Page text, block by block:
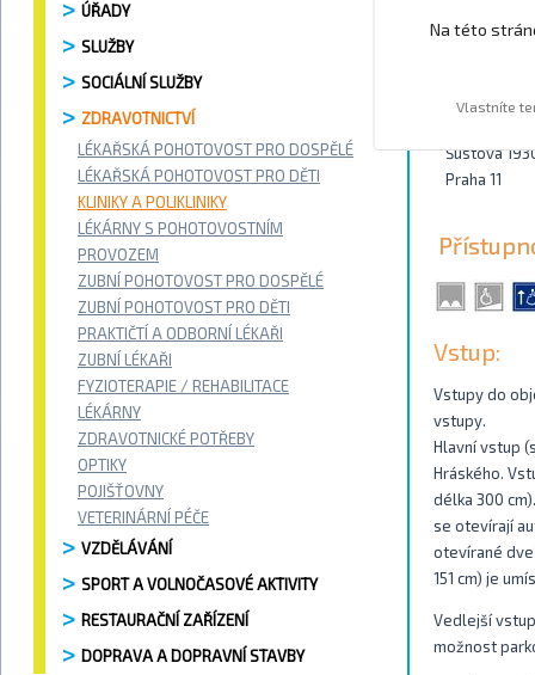
ÚŘADY
SLUŽBY
SOCIÁLNÍ SLUŽBY
ZDRAVOTNICTVÍ
LÉKAŘSKÁ POHOTOVOST PRO DOSPĚLÉ
LÉKAŘSKÁ POHOTOVOST PRO DĚTI
KLINIKY A POLIKLINIKY
LÉKÁRNY S POHOTOVOSTNÍM
PROVOZEM
ZUBNÍ POHOTOVOST PRO DOSPĚLÉ
ZUBNÍ POHOTOVOST PRO DĚTI
PRAKTIČTÍ A ODBORNÍ LÉKAŘI
ZUBNÍ LÉKAŘI
FYZIOTERAPIE / REHABILITACE
LÉKÁRNY
ZDRAVOTNICKÉ POTŘEBY
OPTIKY
POJIŠŤOVNY
VETERINÁRNÍ PÉČE
VZDĚLÁVÁNÍ
SPORT A VOLNOČASOVÉ AKTIVITY
RESTAURAČNÍ ZAŘÍZENÍ
DOPRAVA A DOPRAVNÍ STAVBY
Šustova
Praha 11
Vstup:
Vstupy do
vstupy.
Hlavní vstup
Hráského.
délka 300
se otevírají
otevírané
151 cm) je
Vedlejší
možnost
Na této
Vlastníte